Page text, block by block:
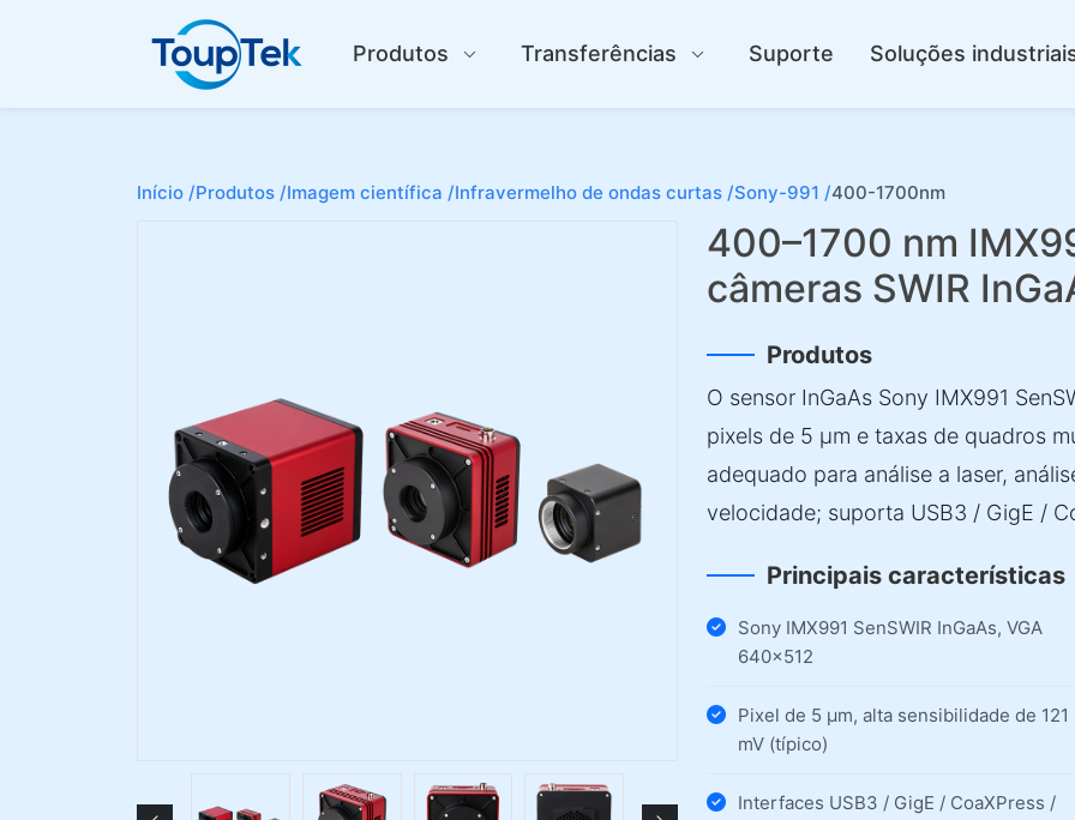
Produtos Transferências Suporte Soluções
Início /Produtos /Imagem científica /Infravermelho de ondas curtas /Sony-991 /400-1700nm
400–1700 nm
câmeras SWIR
Produtos
O sensor InGaAs Sony IMX991
pixels de 5 µm e taxas de quadros
adequado para análise a laser,
velocidade; suporta USB3 / GigE /
Principais características
Sony IMX991 SenSWIR InGaAs, VGA
640×512
Pixel de 5 µm, alta sensibilidade de 121
mV (típico)
Interfaces USB3 / GigE / CoaXPress /